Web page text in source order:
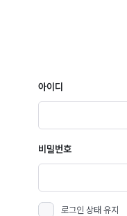
아이디
비밀번호
로그인 상태 유지